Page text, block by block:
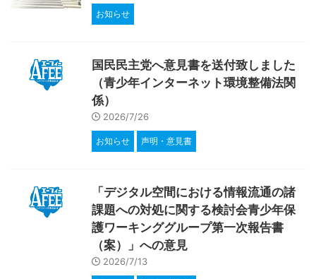
お知らせ
国民民主党へ意見書を送付致しました
（青少年インターネット環境整備法関
係）
2026/7/26
お知らせ 声明・意見書
「デジタル空間における情報流通の諸
課題への対処に関する検討会青少年保
護ワーキンググループ第一次報告書
（案）」への意見
2026/7/13